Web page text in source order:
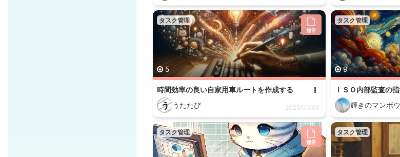
タスク管理
通常
5
時間効率の良い自家用車ルートを作成する
う うたたび 2025/09/06
タスク管理
9
輝きのマンボウ
タスク管理
通常
タスク管理